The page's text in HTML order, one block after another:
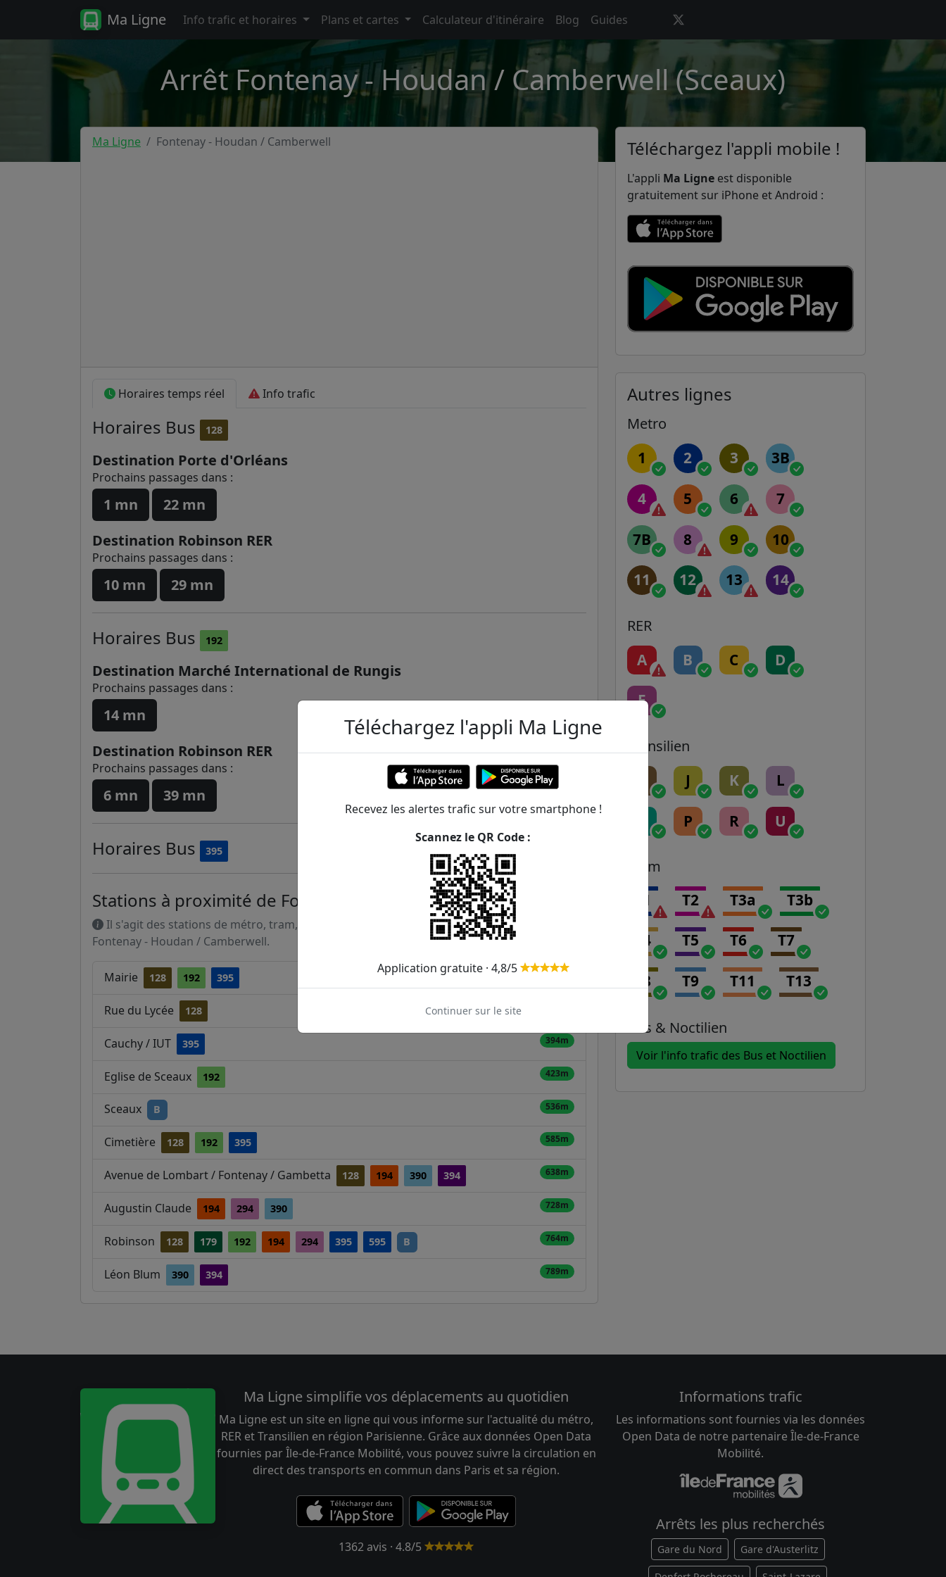
Ma Ligne Info trafic et horaires Plans et cartes Calculateur d'itinéraire Blog Guides
Arrêt Fontenay - Houdan / Camberwell (Sceaux)
Ma Ligne Fontenay - Houdan / Camberwell
Horaires temps réel Info trafic
Horaires Bus 128
Destination Porte d'Orléans
Prochains passages dans :
1 mn
22 mn
Destination Robinson RER
Prochains passages dans :
10 mn 29 mn
Horaires Bus 192
Destination Marché International de Rungis
Prochains passages dans :
14 mn
Destination Robinson RER
Prochains passages dans :
6 mn 39 mn
Horaires Bus 395
Stations à proximité de Fontenay - Houdan / Camberwell
Il s'agit des stations de métro, tram, RER et transilien situées à moins de 1km de la gare
Fontenay - Houdan / Camberwell.
Mairie 128 192 395 263m
Rue du Lycée 128
Cauchy / IUT 395 394m
Eglise de Sceaux 192 423m
Sceaux B 536m
Cimetière 128 192 395 585m
Avenue de Lombart / Fontenay / Gambetta 128 194 390 394 638m
Augustin Claude 194 294 390 728m
Robinson 128 179 192 194 294 395 595 B 764m
Léon Blum 390 394 789m
Téléchargez l'appli mobile !
L'appli Ma Ligne est disponible
gratuitement sur iPhone et Android :
Autres lignes
Metro
1 2 3 3B
4 5 6 7
7B 8 9 10
11 12 13 14
RER
A B C D
E
Transilien
J K L
P R U
Tram
T1 T2 T3a T3b
T4 T5 T6 T7
T8 T9 T11 T13
Bus & Noctilien
Voir l'info trafic des Bus et Noctilien
Ma Ligne simplifie vos déplacements au quotidien
Ma Ligne est un site en ligne qui vous informe sur l'actualité du métro,
RER et Transilien en région Parisienne. Grâce aux données Open Data
fournies par Île-de-France Mobilité, vous pouvez suivre la circulation en
direct des transports en commun dans Paris et sa région.
1362 avis · 4.8/5
Informations trafic
Les informations sont fournies via les données
Open Data de notre partenaire Île-de-France
Mobilité.
Arrêts les plus recherchés
Gare du Nord Gare d'Austerlitz
Téléchargez l'appli Ma Ligne
Recevez les alertes trafic sur votre smartphone !
Scannez le QR Code :
Application gratuite · 4,8/5
Continuer sur le site